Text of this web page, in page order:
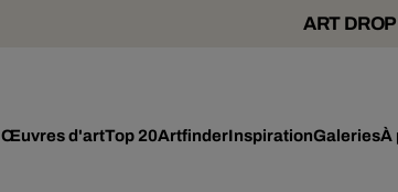
ART
Œuvres d'artTop 20ArtfinderInspirationGaleriesÀ